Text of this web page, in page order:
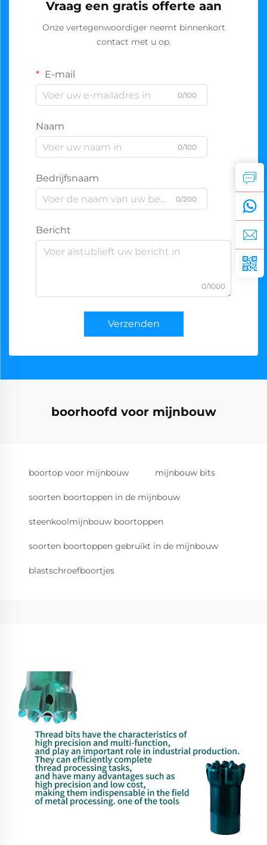
Vraag een gratis offerte aan
Onze vertegenwoordiger neemt binnenkort
contact met u op.
E-mail
0/100
Naam
0/100
Bedrijfsnaam
0/200
Bericht
0/1000
Verzenden
boorhoofd voor mijnbouw
boortop voor mijnbouw mijnbouw bits
soorten boortoppen in de mijnbouw
steenkoolmijnbouw boortoppen
soorten boortoppen gebruikt in de mijnbouw
blastschroefboortjes